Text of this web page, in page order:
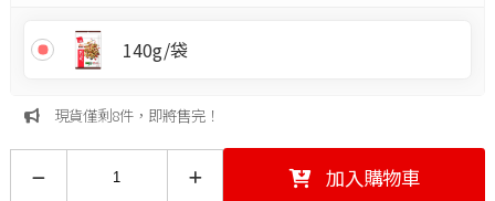
140g/袋
現貨僅剩8件，即將售完！
加入購物車